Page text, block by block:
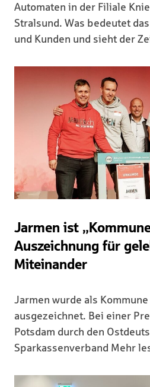
Automaten in der Filiale
Stralsund. Was bedeutet
und Kunden und sieht der
Jarmen ist
Auszeichnung für
Miteinander
Jarmen wurde als
ausgezeichnet. Bei einer
Potsdam durch den
Sparkassenverband Mehr